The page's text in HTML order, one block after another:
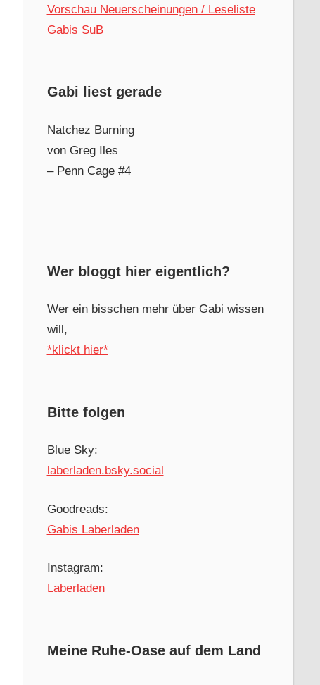
Vorschau Neuerscheinungen / Leseliste
Gabis SuB
Gabi liest gerade
Natchez Burning
von Greg Iles
– Penn Cage #4
Wer bloggt hier eigentlich?
Wer ein bisschen mehr über Gabi wissen
will,
*klickt hier*
Bitte folgen
Blue Sky:
laberladen.bsky.social
Goodreads:
Gabis Laberladen
Instagram:
Laberladen
Meine Ruhe-Oase auf dem Land